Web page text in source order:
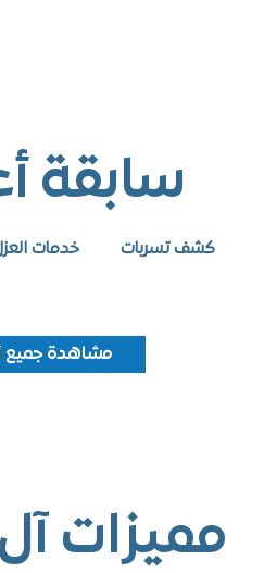
سابقة
كشف تسربات خدمات العزل
مشاهدة جميع أعمالنا
آل